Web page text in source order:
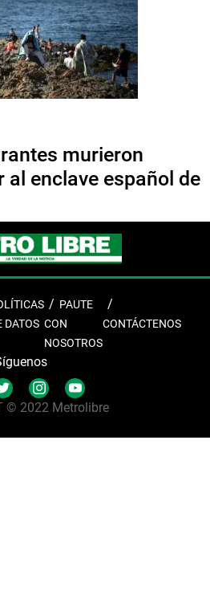
murieron
al enclave español de
DATOS
PAUTE
CON
NOSOTROS
CONTÁCTENOS
© 2022 Metrolibre